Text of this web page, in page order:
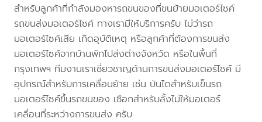
สำหรับลูกค้าที่กำลังมองหารถขนของที่ขนย้ายมอเตอร์ไซค์
รถขนส่งมอเตอร์ไซค์ ทางเรามีให้บริการครับ ไม่ว่ารถ
มอเตอร์ไซค์เสีย เกิดอุบัติเหตุ หรือลูกค้าที่ต้องการขนส่ง
มอเตอร์ไซค์จากบ้านพักไปส่งต่างจังหวัด หรือในพื้นที่
กรุงเทพฯ ทีมงานเราเชี่ยวชาญด้านการขนส่งมอเตอร์ไซค์ มี
อุปกรณ์สำหรับการเคลื่อนย้าย เช่น บันไดสำหรับเข็นรถ
มอเตอร์ไซค์ขึ้นรถขนของ เชือกสำหรับลั้งไม่ให้มอเตอร์
เคลื่อนที่ระหว่างการขนส่ง ครับ